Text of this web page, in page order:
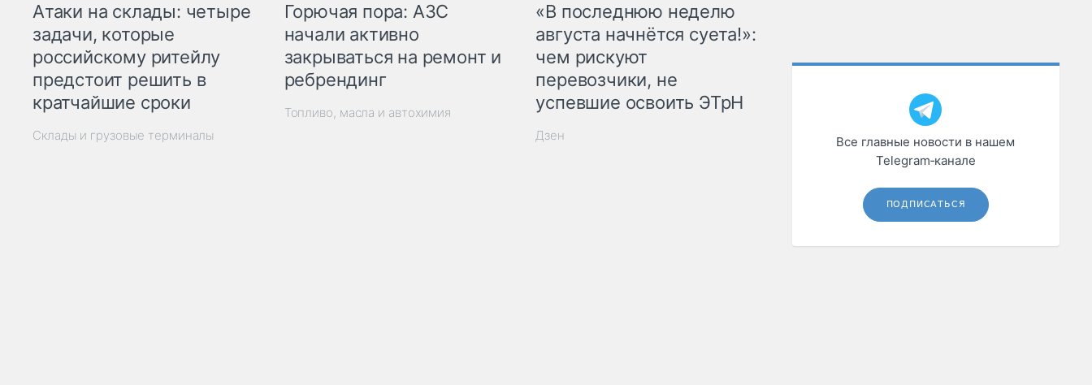
Атаки на склады: четыре
задачи, которые
российскому ритейлу
предстоит решить в
кратчайшие сроки
Склады и грузовые терминалы
Горючая пора: АЗС
начали активно
закрываться на ремонт и
ребрендинг
Топливо, масла и автохимия
«В последнюю неделю
августа начнётся суета!»:
чем рискуют
перевозчики, не
успевшие освоить ЭТрН
Дзен
Все главные новости в нашем
Telegram‑канале
ПОДПИСАТЬСЯ